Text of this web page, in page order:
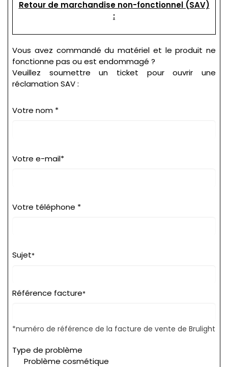
Retour de marchandise non-fonctionnel (SAV)
:
Vous avez commandé du matériel et le produit ne
fonctionne pas ou est endommagé ?
Veuillez soumettre un ticket pour ouvrir une
réclamation SAV :
Votre nom *
Votre e-mail*
Votre téléphone *
Sujet*
Référence facture*
*numéro de référence de la facture de vente de Brulight
Type de problème
Problème cosmétique